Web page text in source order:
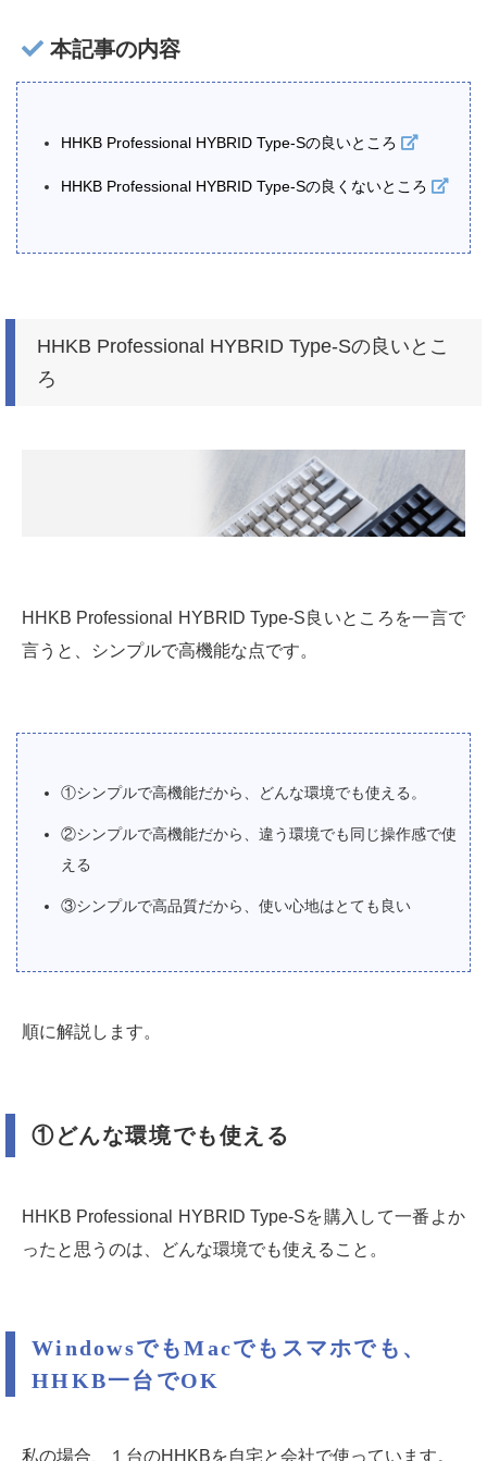
本記事の内容
HHKB Professional HYBRID Type-Sの良いところ
HHKB Professional HYBRID Type-Sの良くないところ
HHKB Professional HYBRID Type-Sの良いとこ
ろ
HHKB Professional HYBRID Type-S良いところを一言で
言うと、シンプルで高機能な点です。
①シンプルで高機能だから、どんな環境でも使える。
②シンプルで高機能だから、違う環境でも同じ操作感で使
える
③シンプルで高品質だから、使い心地はとても良い
順に解説します。
①どんな環境でも使える
HHKB Professional HYBRID Type-Sを購入して一番よか
ったと思うのは、どんな環境でも使えること。
WindowsでもMacでもスマホでも、
HHKB一台でOK
私の場合、１台のHHKBを自宅と会社で使っています。